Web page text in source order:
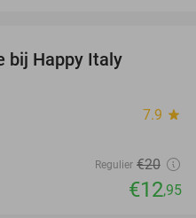
bij Happy Italy
7.9 star
Regulier €20
€12,95